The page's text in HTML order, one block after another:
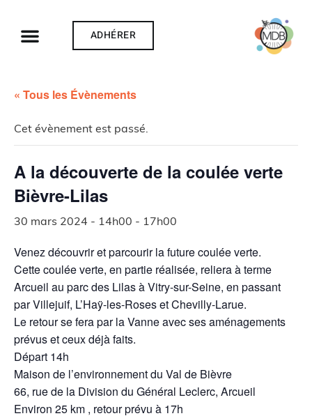
ADHÉRER
« Tous les Évènements
Cet évènement est passé.
A la découverte de la coulée verte
Bièvre-Lilas
30 mars 2024 - 14h00 - 17h00
Venez découvrir et parcourir la future coulée verte.
Cette coulée verte, en partie réalisée, reliera à terme
Arcueil au parc des Lilas à Vitry-sur-Seine, en passant
par Villejuif, L’Haÿ-les-Roses et Chevilly-Larue.
Le retour se fera par la Vanne avec ses aménagements
prévus et ceux déjà faits.
Départ 14h
Maison de l’environnement du Val de Bièvre
66, rue de la Division du Général Leclerc, Arcueil
Environ 25 km , retour prévu à 17h